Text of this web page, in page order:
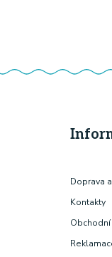
Doprava
Kontakty